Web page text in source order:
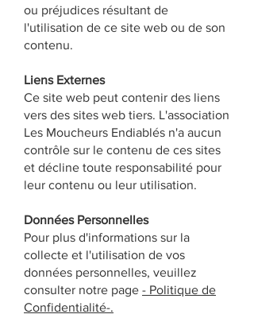
ou préjudices résultant de
l'utilisation de ce site web ou de son
contenu.
Liens Externes
Ce site web peut contenir des liens
vers des sites web tiers. L'association
Les Moucheurs Endiablés n'a aucun
contrôle sur le contenu de ces sites
et décline toute responsabilité pour
leur contenu ou leur utilisation.
Données Personnelles
Pour plus d'informations sur la
collecte et l'utilisation de vos
données personnelles, veuillez
consulter notre page - Politique de
Confidentialité-.